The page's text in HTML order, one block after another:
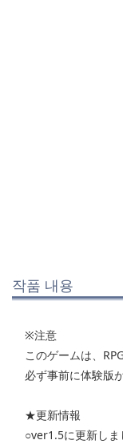
작품 내용
※注意
このゲームは、
必ず事前に体験版
★更新情報
○ver1.5に更新しま